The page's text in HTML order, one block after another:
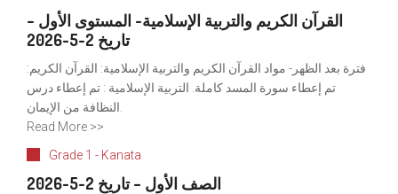
القرآن الكريم والتربية الإسلامية- المستوى الأول –
تاريخ 2-5-2026
فترة بعد الظهر- مواد القرآن الكريم والتربية الإسلامية: القرآن الكريم:
تم إعطاء سورة المسد كاملة. التربية الإسلامية : تم إعطاء درس
Read More >>
Grade 1 - Kanata
الصف الأول – تاريخ 2-5-2026